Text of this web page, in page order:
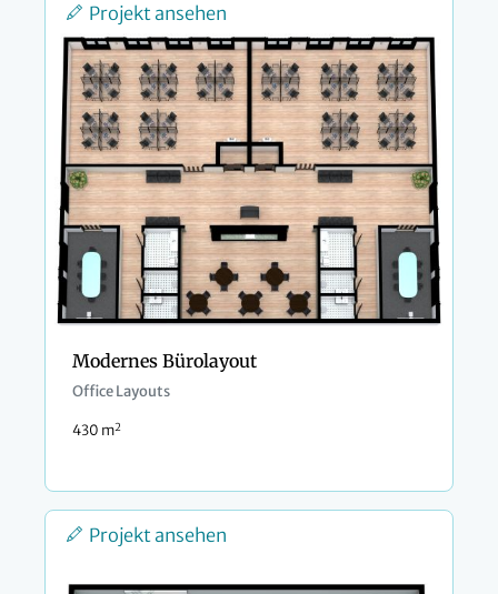
Projekt ansehen
Modernes Bürolayout
Office Layouts
430 m2
Projekt ansehen